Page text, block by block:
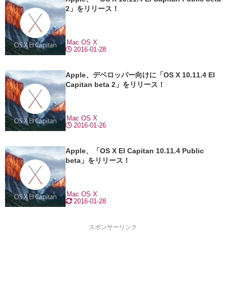
2」をリリース！
2016-01-28
Mac OS X
Apple、デベロッパー向けに「OS X 10.11.4 El
Capitan beta 2」をリリース！
2016-01-26
Mac OS X
Apple、「OS X El Capitan 10.11.4 Public
beta」をリリース！
2016-01-28
Mac OS X
スポンサーリンク